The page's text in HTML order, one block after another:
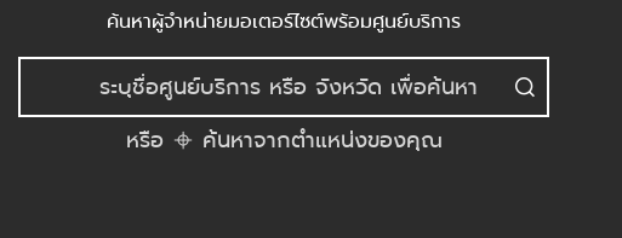
ค้นหาผู้จำหน่ายมอเตอร์ไซต์พร้อมศูนย์บริการ
หรือ ค้นหาจากตำแหน่งของคุณ